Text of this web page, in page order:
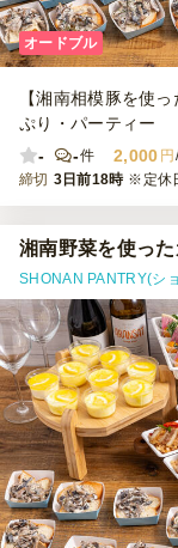
オードブル
【湘南相模豚を使
ぷり・パーティー
-
-件 2,000 円
締切 3日前18時 ※定休
湘南野菜を使っ
SHONAN PANTRY(シ